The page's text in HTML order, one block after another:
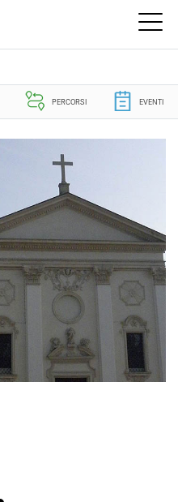
PERCORSI EVENTI